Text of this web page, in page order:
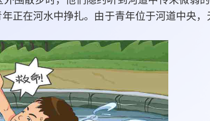
正在河水中挣扎。由于青年位于河道中央，